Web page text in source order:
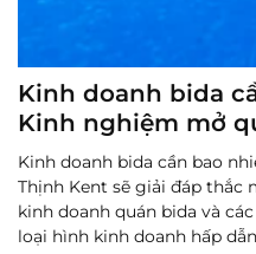
Kinh doanh bida
Kinh nghiệm mở
Kinh doanh bida cần bao
Thịnh Kent sẽ giải đáp thắc
kinh doanh quán bida và
loại hình kinh doanh hấp